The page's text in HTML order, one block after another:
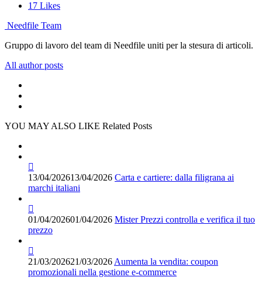
17 Likes
Needfile Team
Gruppo di lavoro del team di Needfile uniti per la stesura di articoli.
All author posts
YOU MAY ALSO LIKE Related Posts
13/04/202613/04/2026 Carta e cartiere: dalla filigrana ai
marchi italiani
01/04/202601/04/2026 Mister Prezzi controlla e verifica il tuo
prezzo
21/03/202621/03/2026 Aumenta la vendita: coupon
promozionali nella gestione e-commerce